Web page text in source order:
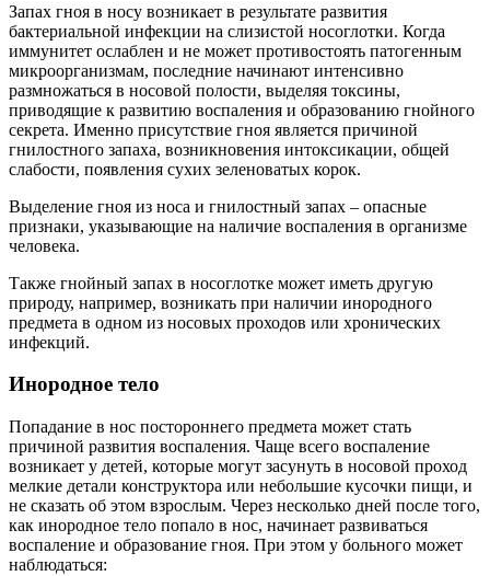
Запах гноя в носу возникает в результате развития
бактериальной инфекции на слизистой носоглотки. Когда
иммунитет ослаблен и не может противостоять патогенным
микроорганизмам, последние начинают интенсивно
размножаться в носовой полости, выделяя токсины,
приводящие к развитию воспаления и образованию гнойного
секрета. Именно присутствие гноя является причиной
гнилостного запаха, возникновения интоксикации, общей
слабости, появления сухих зеленоватых корок.
Выделение гноя из носа и гнилостный запах – опасные
признаки, указывающие на наличие воспаления в организме
человека.
Также гнойный запах в носоглотке может иметь другую
природу, например, возникать при наличии инородного
предмета в одном из носовых проходов или хронических
инфекций.
Инородное тело
Попадание в нос постороннего предмета может стать
причиной развития воспаления. Чаще всего воспаление
возникает у детей, которые могут засунуть в носовой проход
мелкие детали конструктора или небольшие кусочки пищи, и
не сказать об этом взрослым. Через несколько дней после того,
как инородное тело попало в нос, начинает развиваться
воспаление и образование гноя. При этом у больного может
наблюдаться: